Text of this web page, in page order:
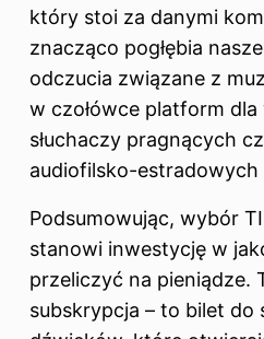
który stoi za danymi
znacząco pogłębia
odczucia związane z
w czołówce platform
słuchaczy pragnących
audiofilsko-estradowych
Podsumowując, wybór
stanowi inwestycję w
przeliczyć na pieniądze.
subskrypcja – to bilet do